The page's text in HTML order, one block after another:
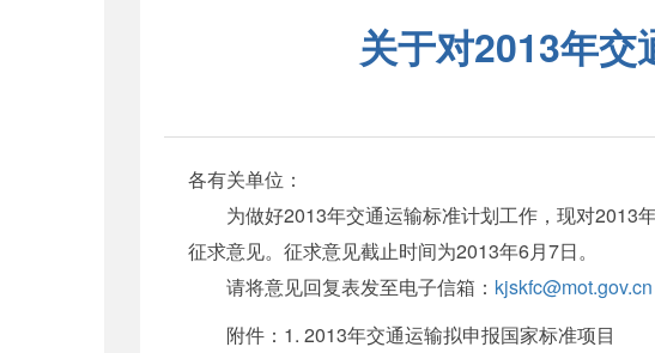
关于对2013年交
各有关单位：
为做好2013年交通运输标准计划工作，现对2013
征求意见。征求意见截止时间为2013年6月7日。
请将意见回复表发至电子信箱： kjskfc@mot.gov.cn
附件：1. 2013年交通运输拟申报国家标准项目